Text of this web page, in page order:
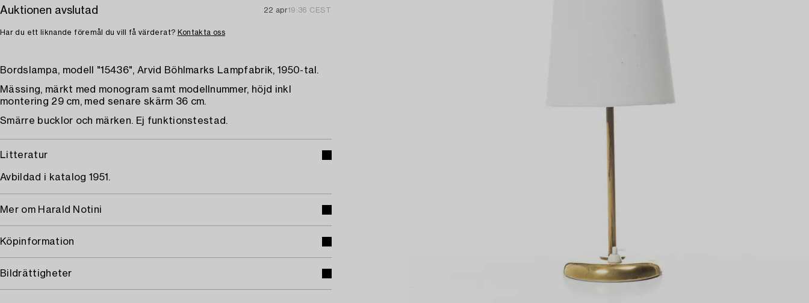
Auktionen avslutad
22 apr19:36 CEST
Har du ett liknande föremål du vill få värderat? Kontakta oss
Bordslampa, modell "15436", Arvid Böhlmarks Lampfabrik, 1950-tal.
Mässing, märkt med monogram samt modellnummer, höjd inkl
montering 29 cm, med senare skärm 36 cm.
Smärre bucklor och märken. Ej funktionstestad.
Litteratur
Avbildad i katalog 1951.
Mer om Harald Notini
Köpinformation
Bildrättigheter